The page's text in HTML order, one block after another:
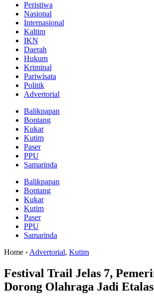
Peristiwa
Nasional
Internasional
Kaltim
IKN
Daerah
Hukum
Kriminal
Pariwisata
Politik
Advertorial
Balikpapan
Bontang
Kukar
Kutim
Paser
PPU
Samarinda
Balikpapan
Bontang
Kukar
Kutim
Paser
PPU
Samarinda
Home › Advertorial, Kutim
Festival Trail Jelas 7,
Dorong Olahraga Jadi